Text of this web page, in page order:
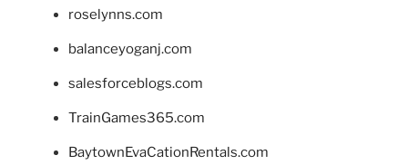
roselynns.com
balanceyoganj.com
salesforceblogs.com
TrainGames365.com
BaytownEvaCationRentals.com